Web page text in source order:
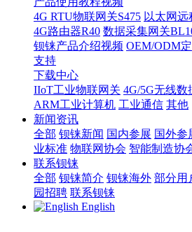
4G RTU物联网关S475 以太网远
4G路由器R40 数据采集网关
钡铼产品介绍视频 OEM/ODM
支持
下载中心
IIoT工业物联网关 4G/5G无线数
ARM工业计算机 工业通信 其他
新闻资讯
全部 钡铼新闻 国内参展 国外参
业标准 物联网协会 智能制造协
联系钡铼
全部 钡铼简介 钡铼海外 部分用
园招聘 联系钡铼
English